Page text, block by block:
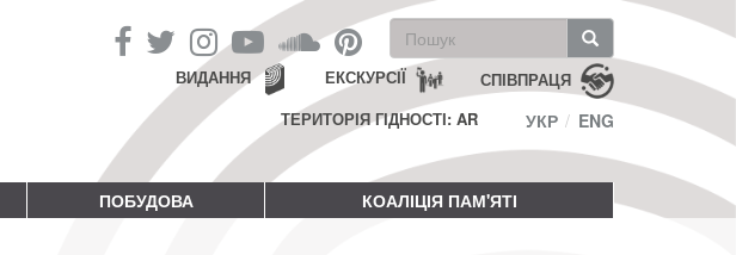
Пошукова
форма
Пошук СПІВПРАЦЯ
ЕКСКУРСІЇ
ВИДАННЯ
ТЕРИТОРІЯ ГІДНОСТІ: AR
УКР ENG
ПОБУДОВА КОАЛІЦІЯ ПАМ'ЯТІ